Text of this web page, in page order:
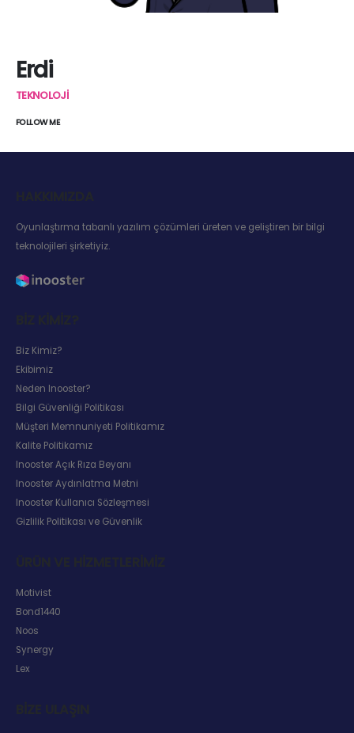
Erdi
TEKNOLOJI
FOLLOW ME
HAKKIMIZDA
Oyunlaştırma tabanlı yazılım çözümleri üreten ve geliştiren bir bilgi
teknolojileri şirketiyiz.
BIZ KIMIZ?
Biz Kimiz?
Ekibimiz
Neden Inooster?
Bilgi Güvenliği Politikası
Müşteri Memnuniyeti Politikamız
Kalite Politikamız
Inooster Açık Rıza Beyanı
Inooster Aydınlatma Metni
Inooster Kullanıcı Sözleşmesi
Gizlilik Politikası ve Güvenlik
ÜRÜN VE HIZMETLERIMIZ
Motivist
Bond1440
Noos
Synergy
Lex
BIZE ULAŞIN